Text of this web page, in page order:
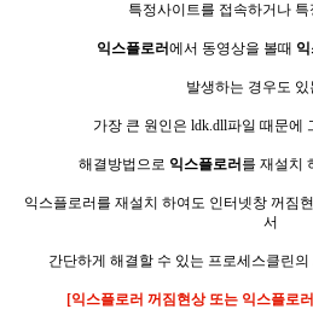
특정사이트를 접속하거나
익스플로러에서 동영상을 볼때
발생하는 경우도 있
가장 큰 원인은 ldk.dll파일 때문에
해결방법으로 익스플로러 를 재설치
익스플로러를 재설치 하여도 인터넷창 꺼짐
서
간단하게 해결할 수 있는 프로세스클린
[익스플로러 꺼짐현상 또는 익스플로